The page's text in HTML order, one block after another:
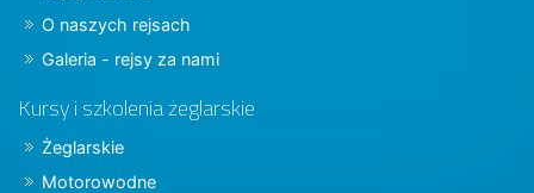
O naszych rejsach
Galeria - rejsy za nami
Kursy i szkolenia żeglarskie
Żeglarskie
Motorowodne